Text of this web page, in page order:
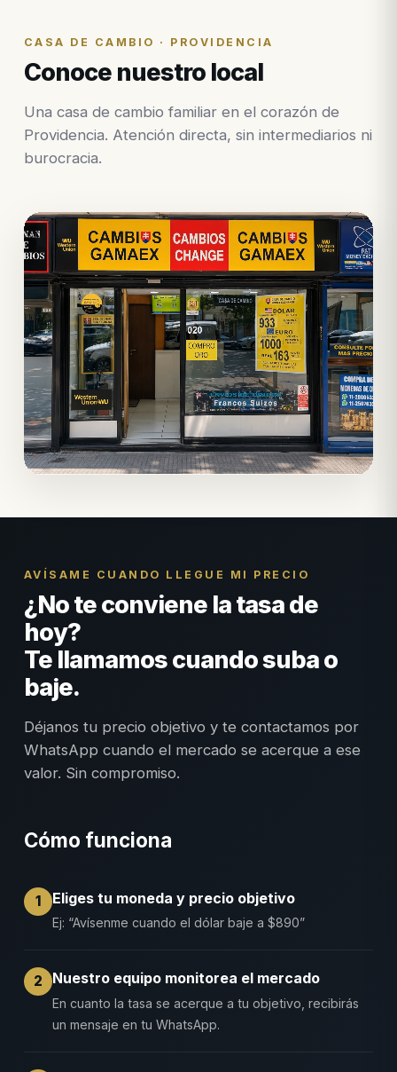
CASA DE CAMBIO · PROVIDENCIA
Conoce nuestro local
Una casa de cambio familiar en el corazón de
Providencia. Atención directa, sin intermediarios ni
burocracia.
AVÍSAME CUANDO LLEGUE MI PRECIO
¿No te conviene la tasa de
hoy?
Te llamamos cuando suba o
baje.
Déjanos tu precio objetivo y te contactamos por
WhatsApp cuando el mercado se acerque a ese
valor. Sin compromiso.
Cómo funciona
1 Eliges tu moneda y precio objetivo
Ej: “Avísenme cuando el dólar baje a $890”
2 Nuestro equipo monitorea el mercado
En cuanto la tasa se acerque a tu objetivo, recibirás
un mensaje en tu WhatsApp.